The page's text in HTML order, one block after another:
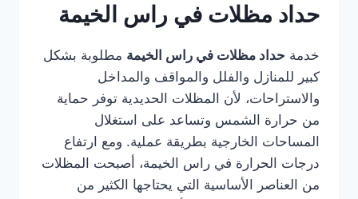
حداد مظلات في راس الخيمة
خدمة حداد مظلات في راس الخيمة مطلوبة بشكل
كبير للمنازل والفلل والمواقف والمداخل
والاستراحات، لأن المظلات الحديدية توفر حماية
من حرارة الشمس وتساعد على استغلال
المساحات الخارجية بطريقة عملية. ومع ارتفاع
درجات الحرارة في راس الخيمة، أصبحت المظلات
من العناصر الأساسية التي يحتاجها الكثير من